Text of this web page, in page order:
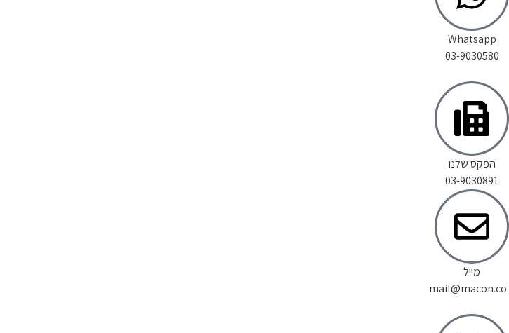
Whatsapp
03-9030580
הפקס שלנו
03-9030891
מייל